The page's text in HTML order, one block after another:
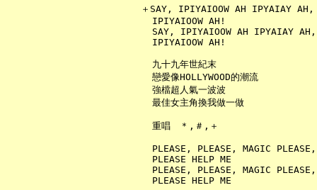
   ＋SAY, IPIYAIOOW AH IPYAIAY AH,
     IPIYAIOOW AH!
     SAY, IPIYAIOOW AH IPYAIAY AH,
     IPIYAIOOW AH!
     九十九年世紀末
     戀愛像HOLLYWOOD的潮流
     強檔超人氣一波波
     最佳女主角換我做一做
     重唱　＊,＃,＋
     PLEASE, PLEASE, MAGIC PLEASE,
     PLEASE HELP ME
     PLEASE, PLEASE, MAGIC PLEASE,
     PLEASE HELP ME